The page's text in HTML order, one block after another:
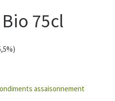
75cl
assaisonnement